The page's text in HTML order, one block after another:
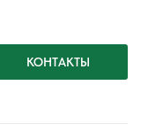
КОНТАКТЫ